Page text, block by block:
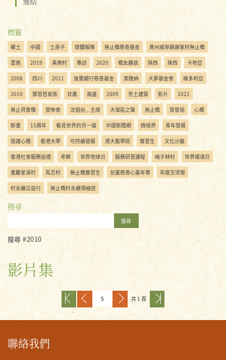
標籤
鄉土 中國 土房子 媒體報導 無止橋慈善基金 貴州威寧縣謝家村無止橋
雲南 2019 美樂村 專訪 2020 橋友趣談 陝西 陜西 卡地亞
2008 四川 2011 滙豐銀行慈善基金 奧雅納 大夢基金會 維多利亞
2010 鄧思哲家族 甘肅 高盛 2009 夯土建築 影片 2021
無止貝雷橋 發佈會 沈祖尧，主席 大灣區之聲 無止橋 貿發局 心橋
新書 15周年 看見世界的另一端 中國新聞網 微視界 青年發展
搭建心橋 香港大學 可持續發展 港大醫學院 實習生 文化沙龍
香港社會服務巡禮 考察 世界地球日 服務研習課程 梅子林村 世界環境日
重慶星溪村 馬岔村 無止橋實習生 兒童慈善心嘉年華 年度交流營
村永續公益行 無止橋村永續領袖班
搜尋
搜尋
搜尋 #2010
影片集
共 1 頁
聯絡我們